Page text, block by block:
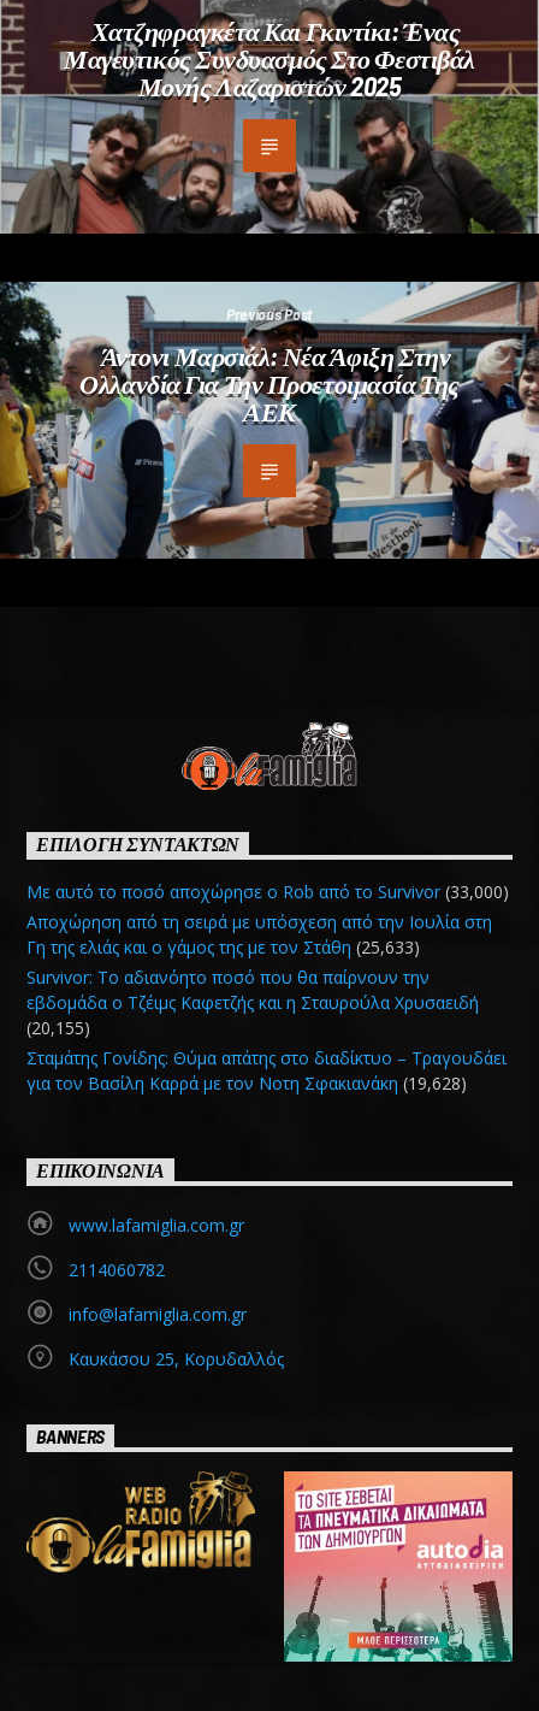
Χατζηφραγκέτα Και Γκιντίκι: Ένας
Μαγευτικός Συνδυασμός Στο Φεστιβάλ
Μονής Λαζαριστών 2025
Previous Post
Άντονι Μαρσιάλ: Νέα Άφιξη Στην
Ολλανδία Για Την Προετοιμασία Της
ΑΕΚ
ΕΠΙΛΟΓΗ ΣΥΝΤΑΚΤΩΝ
Με αυτό το ποσό αποχώρησε ο Rob από το Survivor (33,000)
Αποχώρηση από τη σειρά με υπόσχεση από την Ιουλία στη
Γη της ελιάς και ο γάμος της με τον Στάθη (25,633)
Survivor: Το αδιανόητο ποσό που θα παίρνουν την
εβδομάδα ο Τζέιμς Καφετζής και η Σταυρούλα Χρυσαειδή
(20,155)
Σταμάτης Γονίδης: Θύμα απάτης στο διαδίκτυο – Τραγουδάει
για τον Βασίλη Καρρά με τον Νοτη Σφακιανάκη (19,628)
ΕΠΙΚΟΙΝΩΝΙΑ
www.lafamiglia.com.gr
2114060782
info@lafamiglia.com.gr
Καυκάσου 25, Κορυδαλλός
BANNERS